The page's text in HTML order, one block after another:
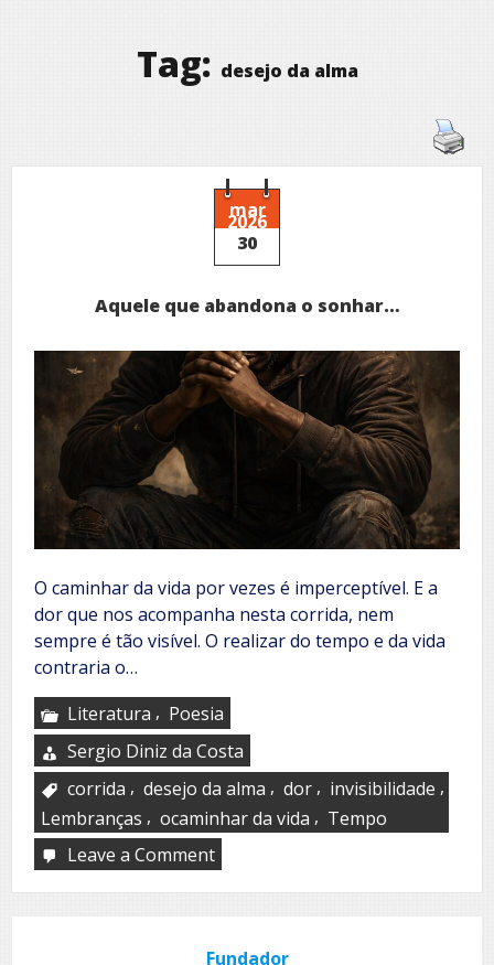
Tag: desejo da alma
mar
2026
30
Aquele que abandona o sonhar…
O caminhar da vida por vezes é imperceptível. E a
dor que nos acompanha nesta corrida, nem
sempre é tão visível. O realizar do tempo e da vida
contraria o…
Literatura , Poesia
Sergio Diniz da Costa
corrida , desejo da alma , dor , invisibilidade ,
Lembranças , ocaminhar da vida , Tempo
Leave a Commenton
que
sonhar…
Fundador